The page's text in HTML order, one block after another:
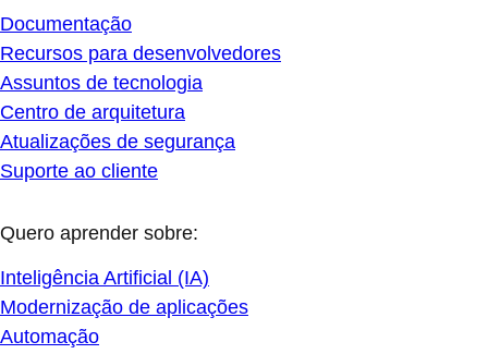
Documentação
Recursos para desenvolvedores
Assuntos de tecnologia
Centro de arquitetura
Atualizações de segurança
Suporte ao cliente
Quero aprender sobre:
Inteligência Artificial (IA)
Modernização de aplicações
Automação